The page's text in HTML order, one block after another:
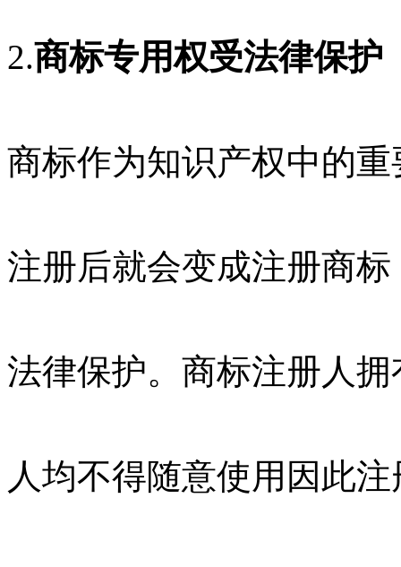
2.商标专用权受法律保护
商标作为知识产权中的
注册后就会变成注册商
法律保护。商标注册人
人均不得随意使用因此